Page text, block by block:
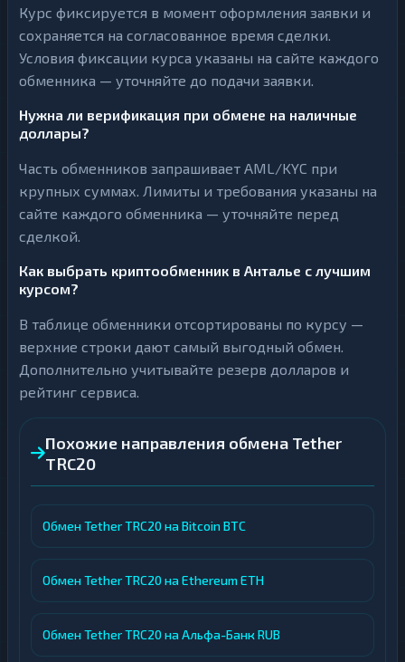
Курс фиксируется в момент оформления заявки и
сохраняется на согласованное время сделки.
Условия фиксации курса указаны на сайте каждого
обменника — уточняйте до подачи заявки.
Нужна ли верификация при обмене на наличные
доллары?
Часть обменников запрашивает AML/KYC при
крупных суммах. Лимиты и требования указаны на
сайте каждого обменника — уточняйте перед
сделкой.
Как выбрать криптообменник в Анталье с лучшим
курсом?
В таблице обменники отсортированы по курсу —
верхние строки дают самый выгодный обмен.
Дополнительно учитывайте резерв долларов и
рейтинг сервиса.
Похожие направления обмена Tether
TRC20
Обмен Tether TRC20 на Bitcoin BTC
Обмен Tether TRC20 на Ethereum ETH
Обмен Tether TRC20 на Альфа-Банк RUB